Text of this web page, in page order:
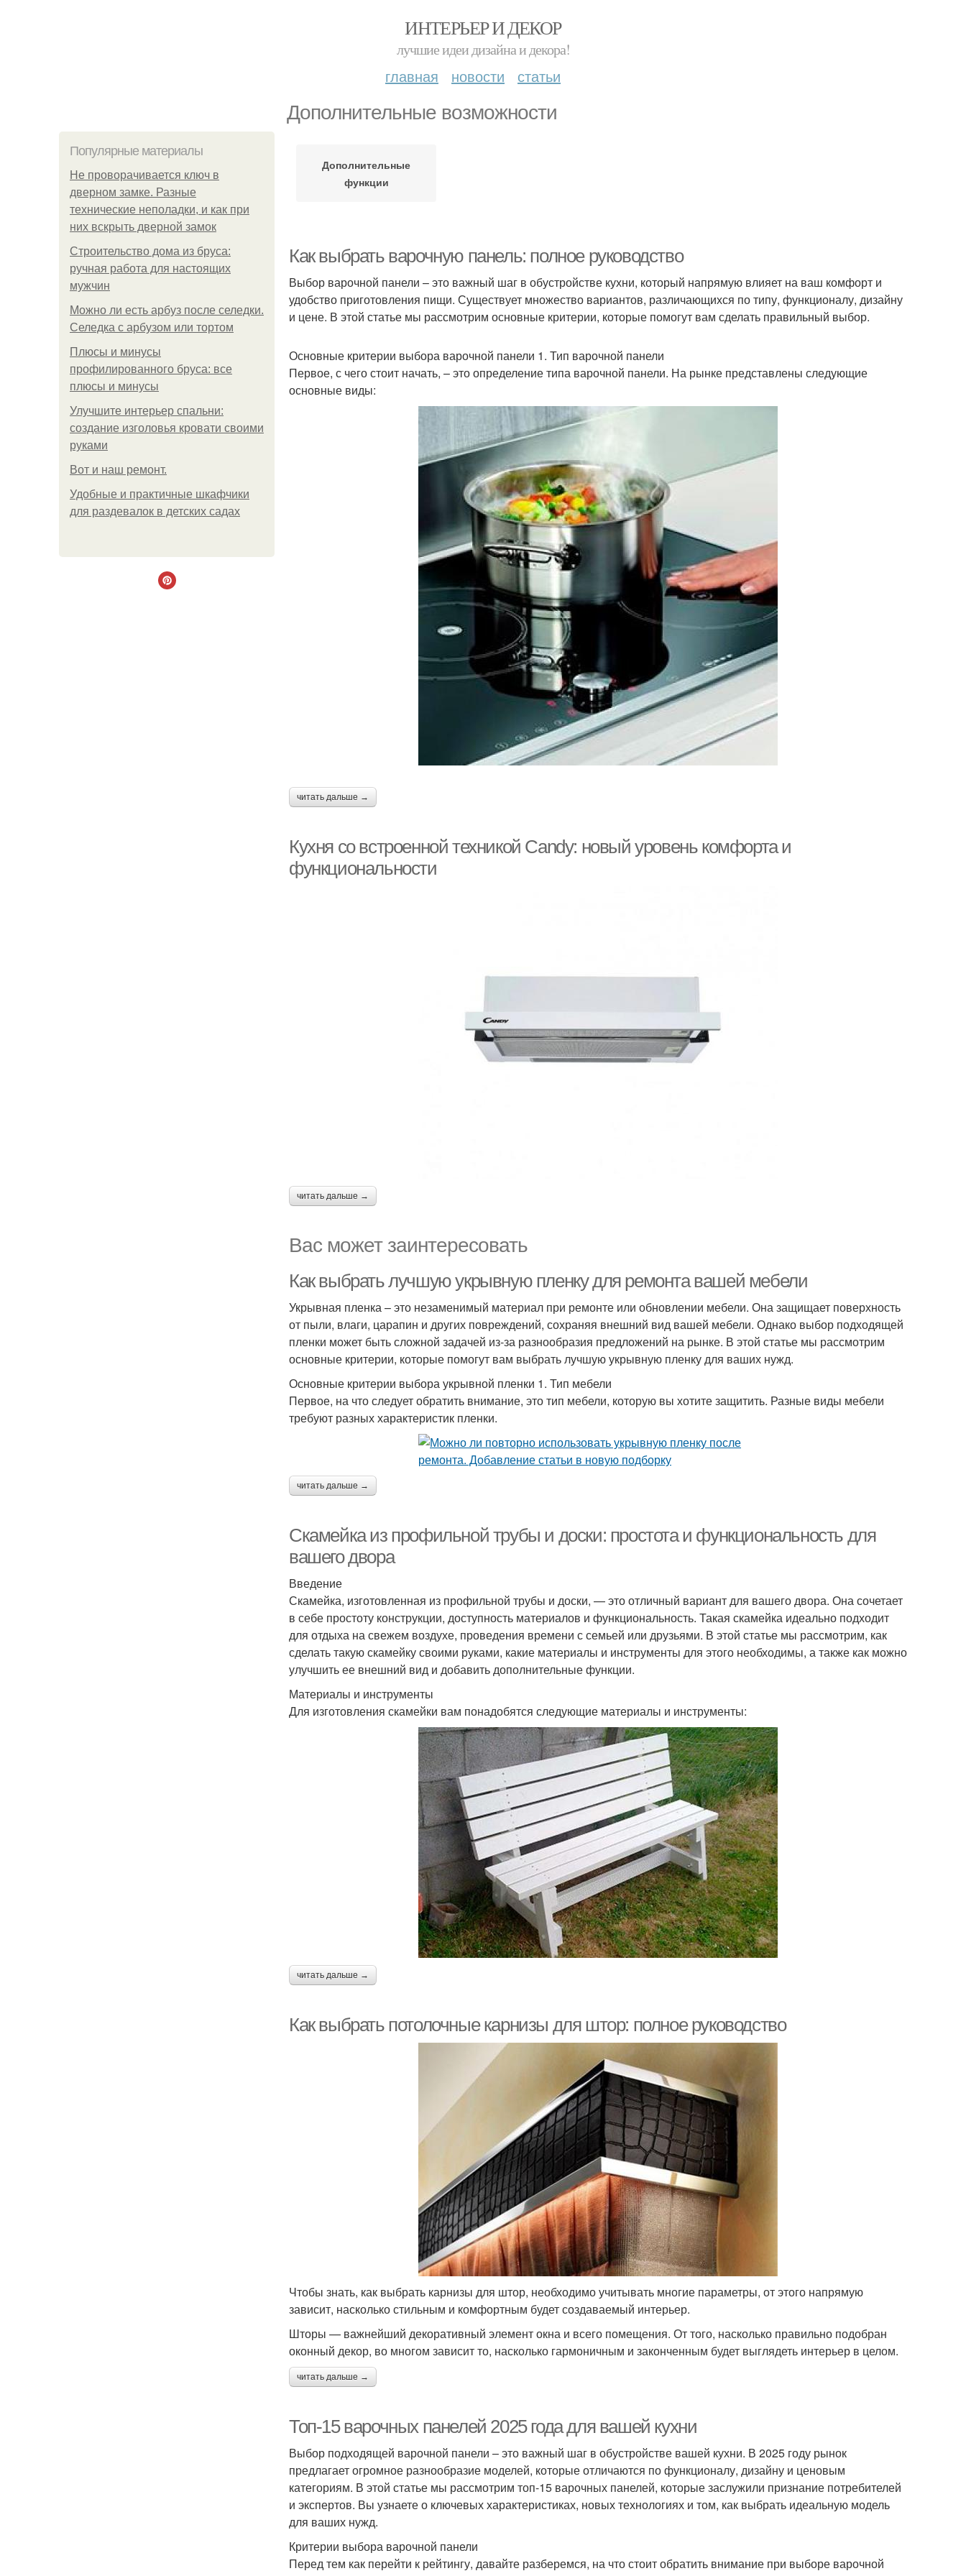
ИНТЕРЬЕР И ДЕКОР
лучшие идеи дизайна и декора!
главная новости статьи
Дополнительные возможности
Популярные материалы
Не проворачивается ключ в
дверном замке. Разные
технические неполадки, и как при
них вскрыть дверной замок
Строительство дома из бруса:
ручная работа для настоящих
мужчин
Можно ли есть арбуз после селедки.
Селедка с арбузом или тортом
Плюсы и минусы
профилированного бруса: все
плюсы и минусы
Улучшите интерьер спальни:
создание изголовья кровати своими
руками
Boт и наш ремoнт.
Удобные и практичные шкафчики
для раздевалок в детских садах
Дополнительные
функции
Как выбрать варочную панель: полное руководство
Выбор варочной панели – это важный шаг в обустройстве кухни, который напрямую влияет на ваш комфорт и
удобство приготовления пищи. Существует множество вариантов, различающихся по типу, функционалу, дизайну
и цене. В этой статье мы рассмотрим основные критерии, которые помогут вам сделать правильный выбор.
Основные критерии выбора варочной панели 1. Тип варочной панели
Первое, с чего стоит начать, – это определение типа варочной панели. На рынке представлены следующие
основные виды:
читать дальше →
Кухня со встроенной техникой Candy: новый уровень комфорта и
функциональности
читать дальше →
Вас может заинтересовать
Как выбрать лучшую укрывную пленку для ремонта вашей мебели
Укрывная пленка – это незаменимый материал при ремонте или обновлении мебели. Она защищает поверхность
от пыли, влаги, царапин и других повреждений, сохраняя внешний вид вашей мебели. Однако выбор подходящей
пленки может быть сложной задачей из-за разнообразия предложений на рынке. В этой статье мы рассмотрим
основные критерии, которые помогут вам выбрать лучшую укрывную пленку для ваших нужд.
Основные критерии выбора укрывной пленки 1. Тип мебели
Первое, на что следует обратить внимание, это тип мебели, которую вы хотите защитить. Разные виды мебели
требуют разных характеристик пленки.
читать дальше →
Скамейка из профильной трубы и доски: простота и функциональность для
вашего двора
Введение
Скамейка, изготовленная из профильной трубы и доски, — это отличный вариант для вашего двора. Она сочетает
в себе простоту конструкции, доступность материалов и функциональность. Такая скамейка идеально подходит
для отдыха на свежем воздухе, проведения времени с семьей или друзьями. В этой статье мы рассмотрим, как
сделать такую скамейку своими руками, какие материалы и инструменты для этого необходимы, а также как можно
улучшить ее внешний вид и добавить дополнительные функции.
Материалы и инструменты
Для изготовления скамейки вам понадобятся следующие материалы и инструменты:
читать дальше →
Как выбрать потолочные карнизы для штор: полное руководство
Чтобы знать, как выбрать карнизы для штор, необходимо учитывать многие параметры, от этого напрямую
зависит, насколько стильным и комфортным будет создаваемый интерьер.
Шторы — важнейший декоративный элемент окна и всего помещения. От того, насколько правильно подобран
оконный декор, во многом зависит то, насколько гармоничным и законченным будет выглядеть интерьер в целом.
читать дальше →
Топ-15 варочных панелей 2025 года для вашей кухни
Выбор подходящей варочной панели – это важный шаг в обустройстве вашей кухни. В 2025 году рынок
предлагает огромное разнообразие моделей, которые отличаются по функционалу, дизайну и ценовым
категориям. В этой статье мы рассмотрим топ-15 варочных панелей, которые заслужили признание потребителей
и экспертов. Вы узнаете о ключевых характеристиках, новых технологиях и том, как выбрать идеальную модель
для ваших нужд.
Критерии выбора варочной панели
Перед тем как перейти к рейтингу, давайте разберемся, на что стоит обратить внимание при выборе варочной